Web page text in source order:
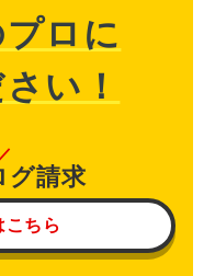
ロに
い！
グ請求
こちら